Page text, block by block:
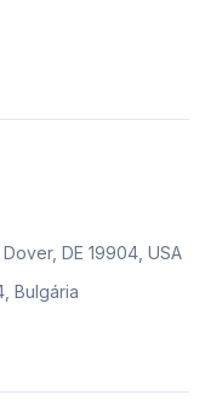
DE 19904, USA
Bulgária